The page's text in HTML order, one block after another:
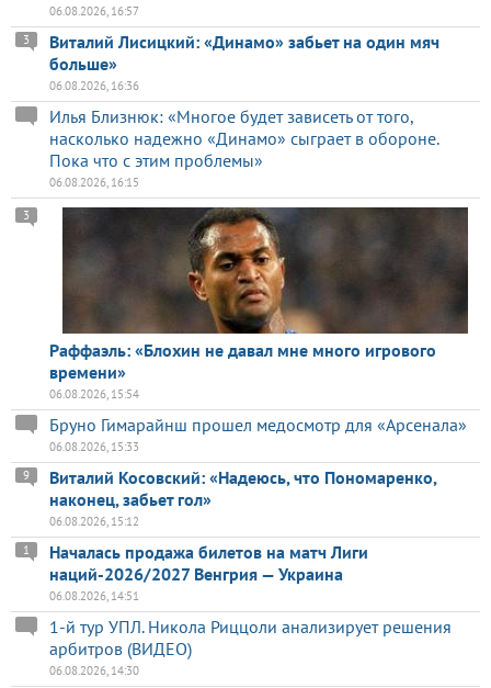
06.08.2026, 16:57
Виталий Лисицкий: «Динамо» забьет на один мяч
больше»
3
06.08.2026, 16:36
Илья Близнюк: «Многое будет зависеть от того,
насколько надежно «Динамо» сыграет в обороне.
Пока что с этим проблемы»
06.08.2026, 16:15
Раффаэль: «Блохин не давал мне много игрового
времени»
3
06.08.2026, 15:54
Бруно Гимарайнш прошел медосмотр для «Арсенала»
06.08.2026, 15:33
Виталий Косовский: «Надеюсь, что Пономаренко,
наконец, забьет гол»
9
06.08.2026, 15:12
Началась продажа билетов на матч Лиги
наций-2026/2027 Венгрия — Украина
1
06.08.2026, 14:51
1-й тур УПЛ. Никола Риццоли анализирует решения
арбитров (ВИДЕО)
06.08.2026, 14:30